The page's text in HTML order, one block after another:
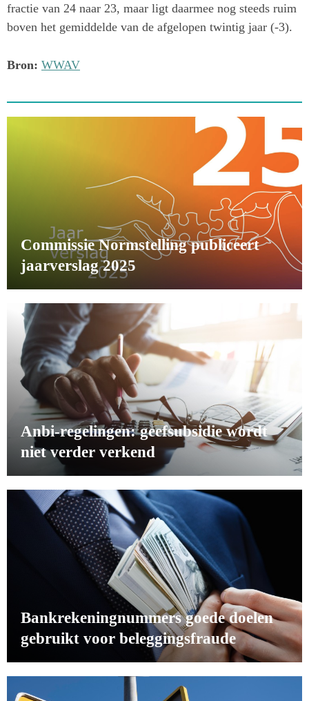
fractie van 24 naar 23, maar ligt daarmee nog steeds ruim
boven het gemiddelde van de afgelopen twintig jaar (-3).
Bron: WWAV
Commissie Normstelling publiceert
jaarverslag 2025
Anbi-regelingen: geefsubsidie wordt
niet verder verkend
Bankrekeningnummers goede doelen
gebruikt voor beleggingsfraude